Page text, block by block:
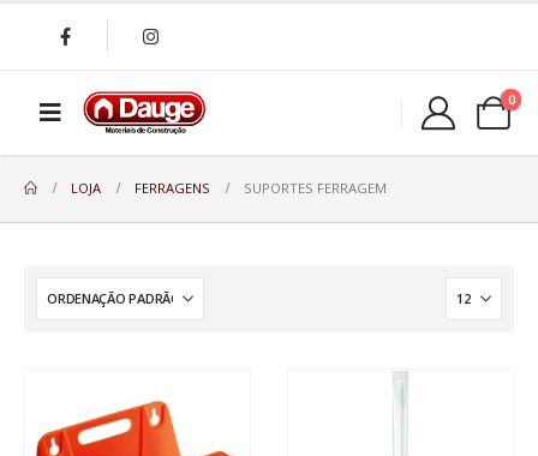
0
LOJA FERRAGENS SUPORTES FERRAGEM